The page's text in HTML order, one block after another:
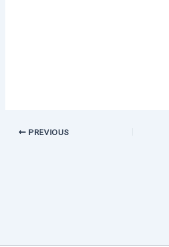
PREVIOUS